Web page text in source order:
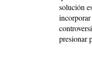
solución
incorporar
presionar